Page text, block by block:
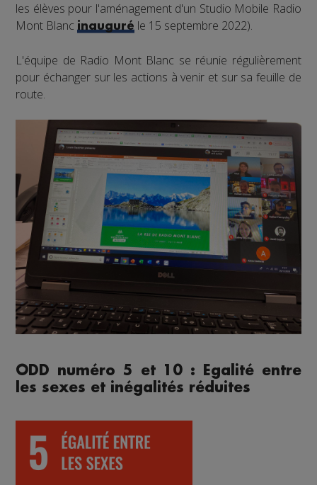
les élèves pour l'aménagement d'un Studio Mobile Radio
Mont Blancinauguré le 15 septembre 2022).
L'équipe de Radio Mont Blanc se réunie régulièrement
pour échanger sur les actions à venir et sur sa feuille de
route.
ODD numéro 5 et 10 : Egalité entre
les sexes et inégalités réduites